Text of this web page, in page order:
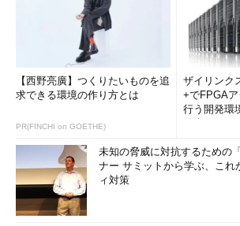
【西野亮廣】つくりたいものを追
求できる環境の作り方とは
PR(FINCHI on GOETHE)
ザイリンク
+でFPGA
行う開発環
未知の脅威に対抗するための
ナー サミットから学ぶ、これ
ィ対策